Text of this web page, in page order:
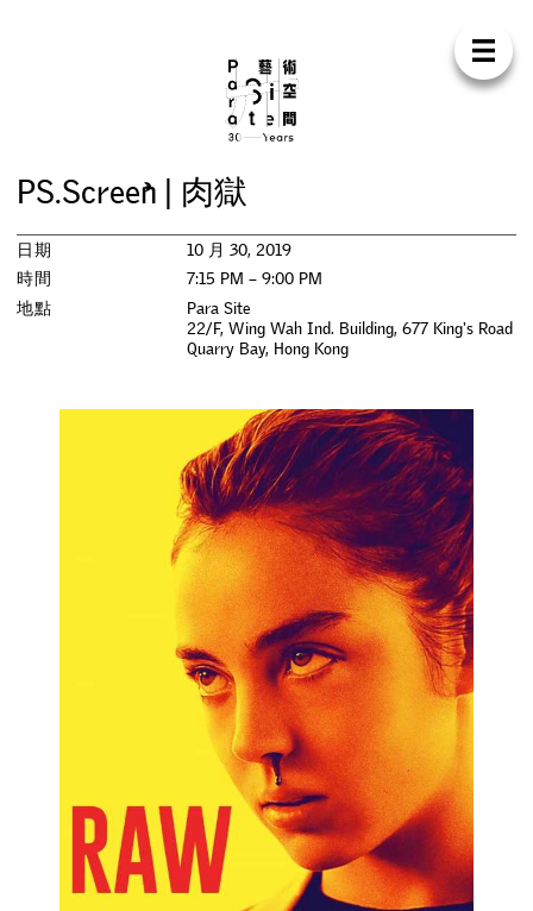
Para
我們 支持
展
活動
研討會
出版
工作坊
PS.Screen | 肉獄
日期
10 月 30, 2019
時間
7:15 PM – 9:00 PM
地點
Para Site
22/F, Wing Wah Ind. Building, 677 King's Road
Quarry Bay, Hong Kong